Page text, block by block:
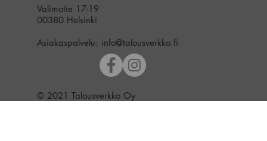
Valimotie 17-19
00380 Helsinki
Asiakaspalvelu: info@talousverkko.fi
© 2021 Talousverkko Oy